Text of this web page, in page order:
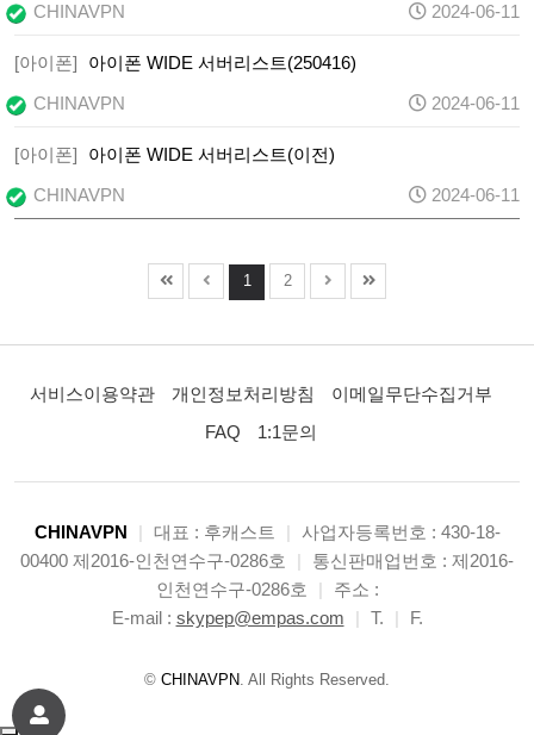
CHINAVPN
2024-06-11
[아이폰]
아이폰 WIDE 서버리스트(250416)
CHINAVPN
2024-06-11
[아이폰]
아이폰 WIDE 서버리스트(이전)
CHINAVPN
2024-06-11
1 2
서비스이용약관 개인정보처리방침
이메일무단수집거부
FAQ
1:1문의
CHINAVPN | 대표 : 후캐스트 |
사업자등록번호 : 430-18-
00400 제2016-인천연수구-0286호
|
통신판매업번호 : 제2016-
인천연수구-0286호
|
주소 :
E-mail : skypep@empas.com | T. | F.
© CHINAVPN. All Rights Reserved.